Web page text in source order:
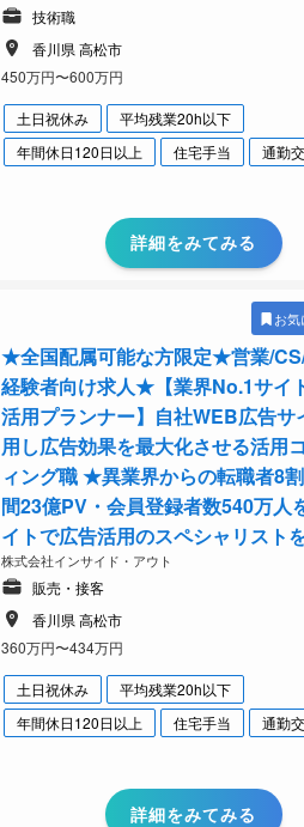
技術職
香川県 高松市
450万円〜600万円
土日祝休み
平均残業20h以下
年間休日120日以上
住宅手当 通勤
詳細をみてみる
お
★全国配属可能な方限定★営業/
経験者向け求人★【業界No.1サイ
活用プランナー】自社WEB広告サ
用し広告効果を最大化させる活用
ィング職 ★異業界からの転職者8
間23億PV・会員登録者数540万人
イトで広告活用のスペシャリスト
株式会社インサイド・アウト
販売・接客
香川県 高松市
360万円〜434万円
土日祝休み
平均残業20h以下
年間休日120日以上
住宅手当 通勤
詳細をみてみる